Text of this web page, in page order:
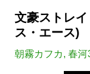
文豪ストレ
ス・エース)
朝霧カフカ, 春河